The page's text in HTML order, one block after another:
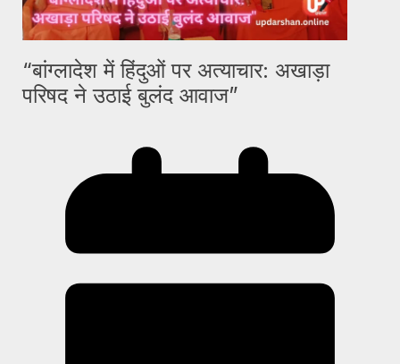
“बांग्लादेश में हिंदुओं पर अत्याचार: अखाड़ा
परिषद ने उठाई बुलंद आवाज”